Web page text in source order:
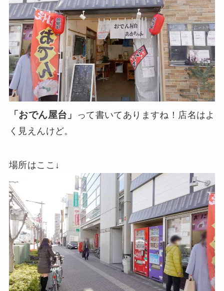
「おでん屋台」
って書いてありますね！店名はよ
く見えんけど。
場所はここ↓